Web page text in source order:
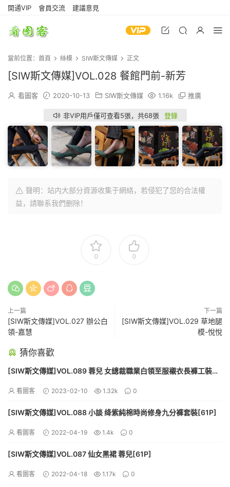
開通VIP 會員交流 建議意見
當前位置： 首頁 絲模 SIW斯文傳媒 正文
[SIW斯文傳媒]VOL.028 餐館門前-新芳
看圖客 2020-10-13 SIW斯文傳媒 1.16k 推廣
非VIP用戶僅可查看5張，共68張 登錄
聲明：站内大部分資源收集于網絡，若侵犯了您的合法權
益，請聯系我們删除！
0 0
上一篇
[SIW斯文傳媒]VOL.027 辦公白
領-嘉慧
下一篇
[SIW斯文傳媒]VOL.029 草地腿
模-悅悅
猜你喜歡
[SIW斯文傳媒]VOL.089 蓉兒 女總裁職業白領至服襯衣長褲工裝
看圖客 2023-02-10 1.32k 0
[SIW斯文傳媒]VOL.088 小談 绛紫純棉時尚修身九分褲套裝[61P]
看圖客 2022-04-19 1.4k 0
[SIW斯文傳媒]VOL.087 仙女黑裙 蓉兒[61P]
看圖客 2022-04-18 1.17k 0